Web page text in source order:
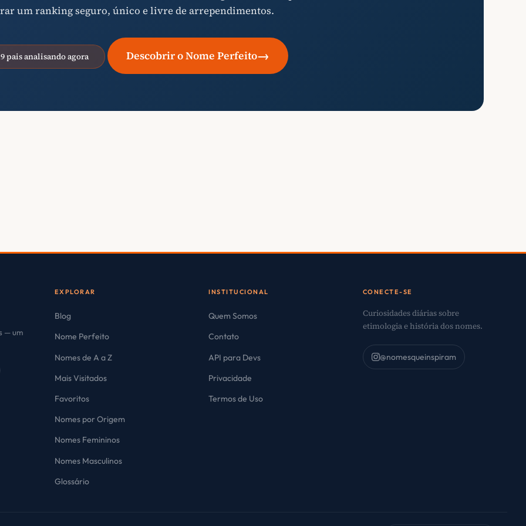
um ranking seguro, único e livre de arrependimentos.
pais analisando agora Descobrir o Nome Perfeito→
— um
EXPLORAR
Blog
Nome Perfeito
Nomes de A a Z
Mais Visitados
Favoritos
Nomes por Origem
Nomes Femininos
Nomes Masculinos
Glossário
INSTITUCIONAL
Quem Somos
Contato
API para Devs
Privacidade
Termos de Uso
CONECTE-SE
Curiosidades diárias sobre
etimologia e história dos nomes.
@nomesqueinspiram